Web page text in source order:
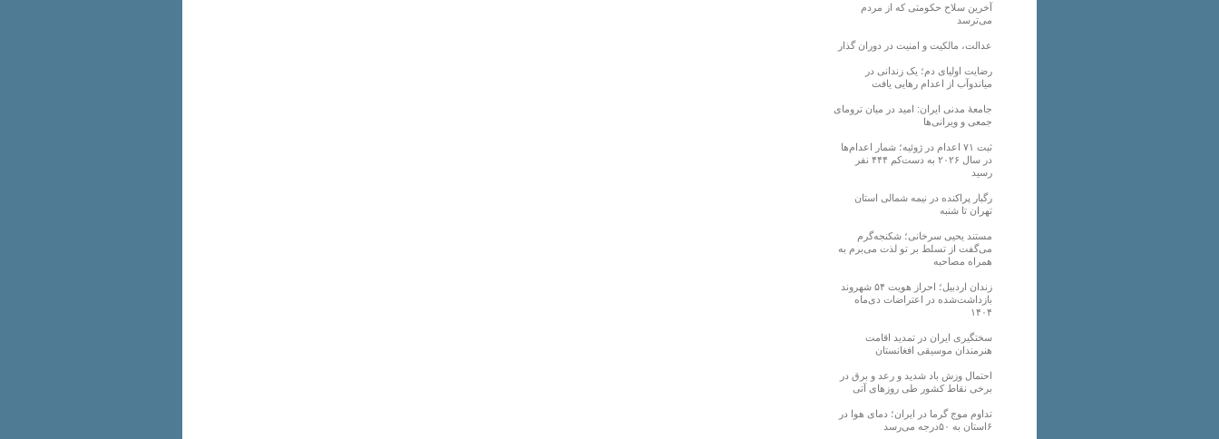
آخرین سلاح حکومتی که از مردم
می‌ترسد
عدالت، مالکیت و امنیت در دوران گذار
رضایت اولیای دم؛ یک زندانی در
میاندوآب از اعدام رهایی یافت
جامعهٔ مدنی ایران: امید در میان ترومای
جمعی و ویرانی‌ها
ثبت ۷۱ اعدام در ژوئیه؛ شمار اعدام‌ها
در سال ۲۰۲۶ به دست‌کم ۴۴۴ نفر
رسید
رگبار پراکنده در نیمه شمالی استان
تهران تا شنبه
مستند یحیی سرخانی؛ شکنجه‌گرم
می‌گفت از تسلط بر تو لذت می‌برم به
همراه مصاحبه
زندان اردبیل؛ احراز هویت ۵۴ شهروند
بازداشت‌شده در اعتراضات دی‌ماه
۱۴۰۴
سختگیری ایران در تمدید اقامت
هنرمندان موسیقی افغانستان
احتمال وزش باد شدید و رعد و برق در
برخی نقاط کشور طی روزهای آتی
تداوم موج گرما در ایران؛ دمای هوا در
۶استان به ۵۰درجه می‌رسد